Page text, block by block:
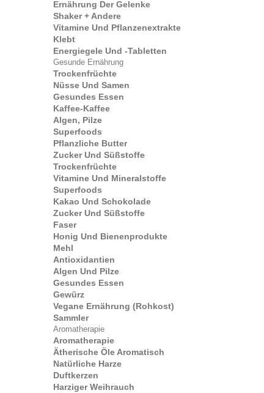
Ernährung Der Gelenke
Shaker + Andere
Vitamine Und Pflanzenextrakte
Klebt
Energiegele Und -tabletten
Gesunde Ernährung
Trockenfrüchte
Nüsse Und Samen
Gesundes Essen
Kaffee-Kaffee
Algen, Pilze
Superfoods
Pflanzliche Butter
Zucker Und Süßstoffe
Trockenfrüchte
Vitamine Und Mineralstoffe
Superfoods
Kakao Und Schokolade
Zucker Und Süßstoffe
Faser
Honig Und Bienenprodukte
Mehl
Antioxidantien
Algen Und Pilze
Gesundes Essen
Gewürz
Vegane Ernährung (Rohkost)
Sammler
Aromatherapie
Aromatherapie
Ätherische Öle Aromatisch
Natürliche Harze
Duftkerzen
Harziger Weihrauch